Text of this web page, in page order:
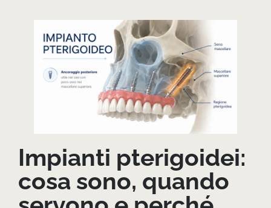
Impianti pterigoidei:
cosa sono, quando